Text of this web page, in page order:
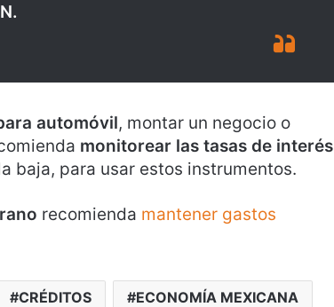
automóvil, montar un negocio o
monitorear las tasas de interés
baja, para usar estos instrumentos.
recomienda mantener gastos
CRÉDITOS ECONOMÍA MEXICANA